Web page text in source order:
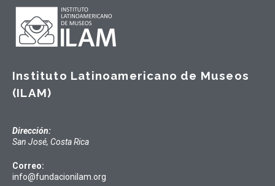
Instituto Latinoamericano de Museos
(ILAM)
Dirección:
San José, Costa Rica
Correo:
info@fundacionilam.org